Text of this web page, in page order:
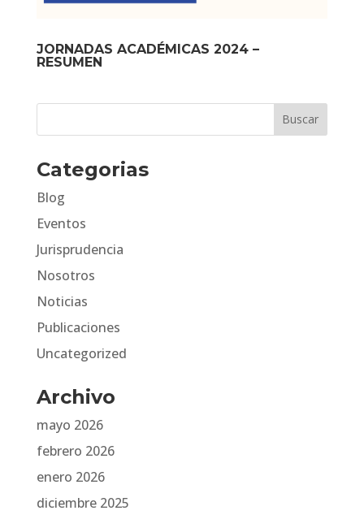
JORNADAS ACADÉMICAS 2024 –
RESUMEN
Categorias
Blog
Eventos
Jurisprudencia
Nosotros
Noticias
Publicaciones
Uncategorized
Archivo
mayo 2026
febrero 2026
enero 2026
diciembre 2025